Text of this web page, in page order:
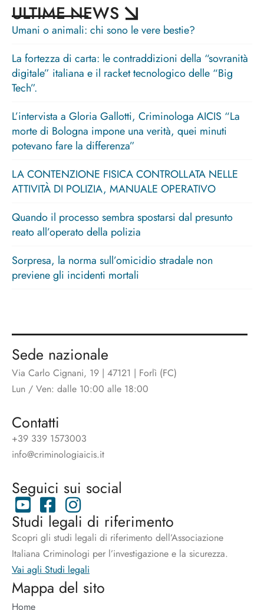
ULTIME NEWS
Umani o animali: chi sono le vere bestie?
La fortezza di carta: le contraddizioni della “sovranità
digitale” italiana e il racket tecnologico delle “Big
Tech”.
L’intervista a Gloria Gallotti, Criminologa AICIS “La
morte di Bologna impone una verità, quei minuti
potevano fare la differenza”
LA CONTENZIONE FISICA CONTROLLATA NELLE
ATTIVITÀ DI POLIZIA, MANUALE OPERATIVO
Quando il processo sembra spostarsi dal presunto
reato all’operato della polizia
Sorpresa, la norma sull’omicidio stradale non
previene gli incidenti mortali
Sede nazionale
Via Carlo Cignani, 19 | 47121 | Forlì (FC)
Lun / Ven: dalle 10:00 alle 18:00
Contatti
+39 339 1573003
info@criminologiaicis.it
Seguici sui social
Studi legali di riferimento
Scopri gli studi legali di riferimento dell’Associazione
Italiana Criminologi per l’investigazione e la sicurezza.
Vai agli Studi legali
Mappa del sito
Home